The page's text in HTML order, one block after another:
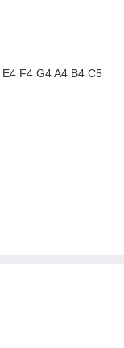
F4 G4 A4 B4 C5